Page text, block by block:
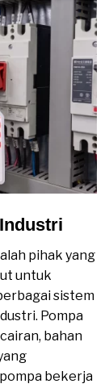
pihak yang
untuk
sistem
Pompa
bahan
bekerja